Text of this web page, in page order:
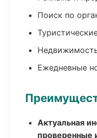
Поиск по
Ежедневные
Актуальная
проверенные